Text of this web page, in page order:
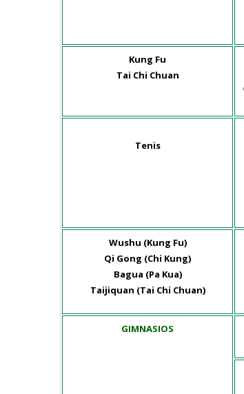
Kung Fu
Tai Chi Chuan
Tenis
Wushu (Kung Fu)
Qi Gong (Chi Kung)
Bagua (Pa Kua)
Taijiquan (Tai Chi Chuan)
GIMNASIOS